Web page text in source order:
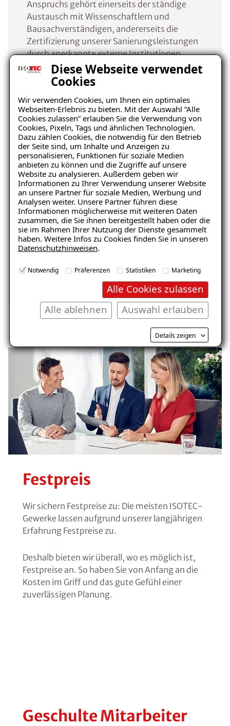
Diese Webseite verwendet
Cookies
Wir verwenden Cookies, um Ihnen ein optimales
Webseiten-Erlebnis zu bieten. Mit der Auswahl “Alle
Cookies zulassen” erlauben Sie die Verwendung von
Cookies, Pixeln, Tags und ähnlichen Technologien.
Dazu zählen Cookies, die notwendig für den Betrieb
der Seite sind, um Inhalte und Anzeigen zu
personalisieren, Funktionen für soziale Medien
anbieten zu können und die Zugriffe auf unsere
Website zu analysieren. Außerdem geben wir
Informationen zu Ihrer Verwendung unserer Website
an unsere Partner für soziale Medien, Werbung und
Analysen weiter. Unsere Partner führen diese
Informationen möglicherweise mit weiteren Daten
zusammen, die Sie ihnen bereitgestellt haben oder die
sie im Rahmen Ihrer Nutzung der Dienste gesammelt
haben. Weitere Infos zu Cookies finden Sie in unseren
Datenschutzhinweisen.
Notwendig Präferenzen Statistiken Marketing
Alle Cookies zulassen
Auswahl erlauben
Alle ablehnen
Details zeigen
Anspruchs gehört einerseits der ständige
Austausch mit Wissenschaftlern und
Bausachverständigen, andererseits die
Zertifizierung unserer Sanierungsleistungen
durch anerkannte externe Institutionen.
So lassen wir die Qualität unserer
Rheinland überwachen. Neben der Prüfung
der technischen Ausstattung, wird die
prinzipielle Eignung des Unternehmens
beurteilt. Zudem muss mindestens ein
bauleitender Mitarbeiter eine theoretische
TÜV-Prüfung bestehen. Sind diese
Voraussetzungen erfüllt, besucht ein TÜV-
Ingenieur mindestens einmal jährlich den
ISOTEC-Fachbetrieb auf einer Baustelle und
überprüft dabei verschiedene Gewerke.
Wir sind TÜV Rheinland geprüft und
verfügen deswegen über das Zertifikat als
„überwachter Betrieb für
Bauwerksabdichtungen“.
Festpreis
Wir sichern Festpreise zu: Die meisten ISOTEC-
Gewerke lassen aufgrund unserer langjährigen
Erfahrung Festpreise zu.
Deshalb bieten wir überall, wo es möglich ist,
Festpreise an. So haben Sie von Anfang an die
Kosten im Griff und das gute Gefühl einer
zuverlässigen Planung.
Geschulte Mitarbeiter